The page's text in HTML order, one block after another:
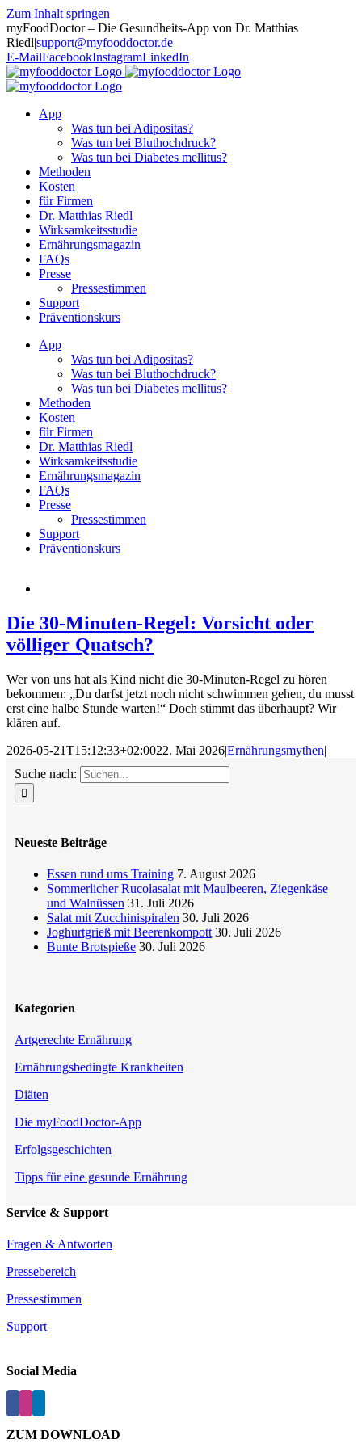
Zum Inhalt springen
myFoodDoctor – Die Gesundheits-App von Dr. Matthias
Riedl|support@myfooddoctor.de
E-MailFacebookInstagramLinkedIn
App
Was tun bei Adipositas?
Was tun bei Bluthochdruck?
Was tun bei Diabetes mellitus?
Methoden
Kosten
für Firmen
Dr. Matthias Riedl
Wirksamkeitsstudie
Ernährungsmagazin
FAQs
Presse
Pressestimmen
Support
Präventionskurs
App
Was tun bei Adipositas?
Was tun bei Bluthochdruck?
Was tun bei Diabetes mellitus?
Methoden
Kosten
für Firmen
Dr. Matthias Riedl
Wirksamkeitsstudie
Ernährungsmagazin
FAQs
Presse
Pressestimmen
Support
Präventionskurs
Die 30-Minuten-Regel: Vorsicht oder
völliger Quatsch?
Wer von uns hat als Kind nicht die 30-Minuten-Regel zu hören
bekommen: „Du darfst jetzt noch nicht schwimmen gehen, du musst
erst eine halbe Stunde warten!“ Doch stimmt das überhaupt? Wir
klären auf.
2026-05-21T15:12:33+02:0022. Mai 2026|Ernährungsmythen|
Suche nach:
Neueste Beiträge
Essen rund ums Training 7. August 2026
Sommerlicher Rucolasalat mit Maulbeeren, Ziegenkäse
und Walnüssen 31. Juli 2026
Salat mit Zucchinispiralen 30. Juli 2026
Joghurtgrieß mit Beerenkompott 30. Juli 2026
Bunte Brotspieße 30. Juli 2026
Kategorien
Artgerechte Ernährung
Ernährungsbedingte Krankheiten
Diäten
Die myFoodDoctor-App
Erfolgsgeschichten
Tipps für eine gesunde Ernährung
Service & Support
Fragen & Antworten
Pressebereich
Pressestimmen
Support
Social Media
ZUM DOWNLOAD